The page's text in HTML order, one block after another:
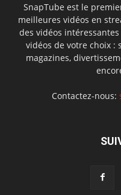
SnapTube est le
meilleures vidéos en
des vidéos
vidéos de votre choix :
magazines,
Contactez-nous: